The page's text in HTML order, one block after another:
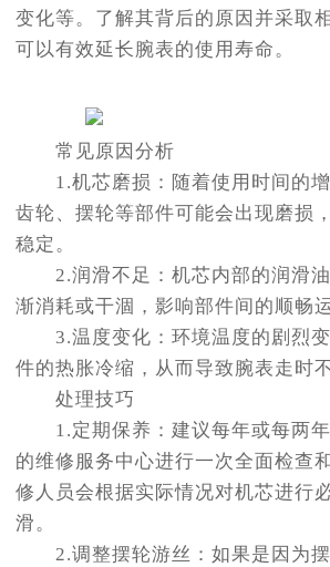
变化等。了解其背后的原因并采取
可以有效延长腕表的使用寿命。
常见原因分析
1.机芯磨损：随着使用时间的增
齿轮、摆轮等部件可能会出现磨损
稳定。
2.润滑不足：机芯内部的润滑油
渐消耗或干涸，影响部件间的顺畅运
3.温度变化：环境温度的剧烈变
件的热胀冷缩，从而导致腕表走时
处理技巧
1.定期保养：建议每年或每两年
的维修服务中心进行一次全面检查
修人员会根据实际情况对机芯进行
滑。
2.调整摆轮游丝：如果是因为摆